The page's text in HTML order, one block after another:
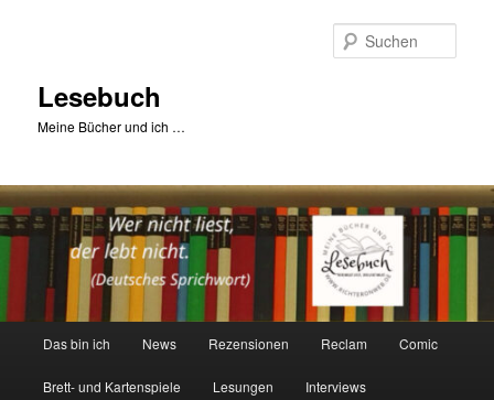
Lesebuch
Meine Bücher und ich …
Das bin ich News Rezensionen Reclam Comic
Brett- und Kartenspiele Lesungen Interviews